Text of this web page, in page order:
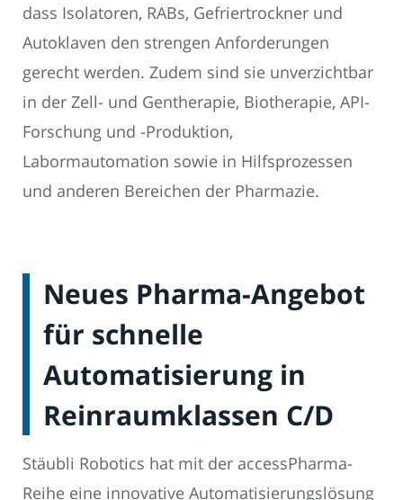
dass Isolatoren, RABs, Gefriertrockner und
Autoklaven den strengen Anforderungen
gerecht werden. Zudem sind sie unverzichtbar
in der Zell- und Gentherapie, Biotherapie, API-
Forschung und -Produktion,
Labormautomation sowie in Hilfsprozessen
und anderen Bereichen der Pharmazie.
Neues Pharma-Angebot
für schnelle
Automatisierung in
Reinraumklassen C/D
Stäubli Robotics hat mit der accessPharma-
Reihe eine innovative Automatisierungslösung